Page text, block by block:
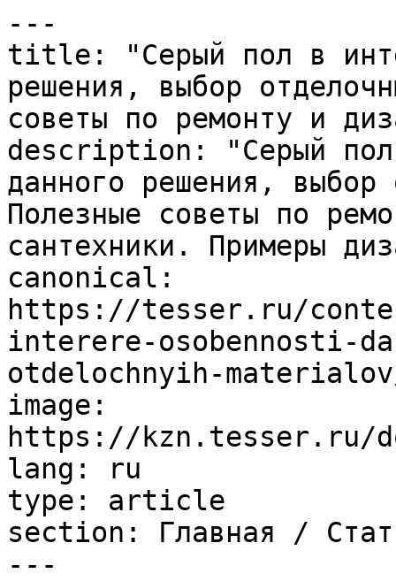
---
title: "Серый пол в
решения, выбор
советы по ремонту и
description: "Серый пол
данного решения, выбор
Полезные советы по
сантехники. Примеры
canonical:
https://tesser.ru/
interere-osobennosti-
otdelochnyih-
image:
https://kzn.tesser.ru/
lang: ru
type: article
section: Главная /
---